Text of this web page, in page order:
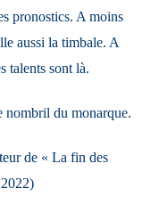
pronostics. A moins
aussi la timbale. A
talents sont là.
nombril du monarque.
de « La fin des